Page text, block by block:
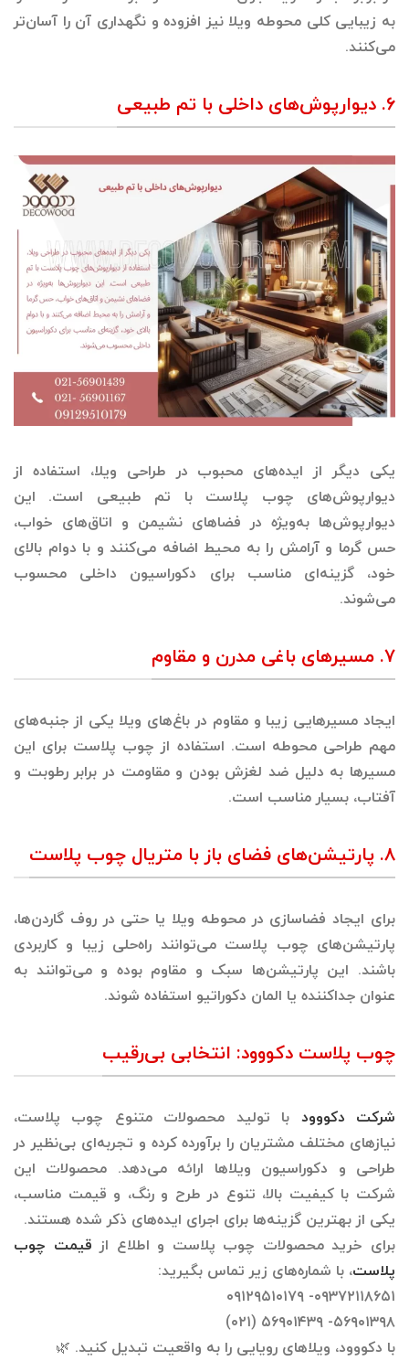
به زیبایی کلی محوطه ویلا نیز افزوده و نگهداری آن را آسان‌تر
می‌کنند.
۶. دیوارپوش‌های داخلی با تم طبیعی
یکی دیگر از ایده‌های محبوب در طراحی ویلا، استفاده از
دیوارپوش‌های چوب پلاست با تم طبیعی است. این
دیوارپوش‌ها به‌ویژه در فضاهای نشیمن و اتاق‌های خواب،
حس گرما و آرامش را به محیط اضافه می‌کنند و با دوام بالای
خود، گزینه‌ای مناسب برای دکوراسیون داخلی محسوب
می‌شوند.
۷. مسیرهای باغی مدرن و مقاوم
ایجاد مسیرهایی زیبا و مقاوم در باغ‌های ویلا یکی از جنبه‌های
مهم طراحی محوطه است. استفاده از چوب پلاست برای این
مسیرها به دلیل ضد لغزش بودن و مقاومت در برابر رطوبت و
آفتاب، بسیار مناسب است.
۸. پارتیشن‌های فضای باز با متریال چوب پلاست
برای ایجاد فضاسازی در محوطه ویلا یا حتی در روف گاردن‌ها،
پارتیشن‌های چوب پلاست می‌توانند راه‌حلی زیبا و کاربردی
باشند. این پارتیشن‌ها سبک و مقاوم بوده و می‌توانند به
عنوان جداکننده یا المان دکوراتیو استفاده شوند.
چوب پلاست دکووود: انتخابی بی‌رقیب
شرکت دکووود با تولید محصولات متنوع چوب پلاست،
نیازهای مختلف مشتریان را برآورده کرده و تجربه‌ای بی‌نظیر در
طراحی و دکوراسیون ویلاها ارائه می‌دهد. محصولات این
شرکت با کیفیت بالا، تنوع در طرح و رنگ، و قیمت مناسب،
یکی از بهترین گزینه‌ها برای اجرای ایده‌های ذکر شده هستند.
برای خرید محصولات چوب پلاست و اطلاع از قیمت چوب
پلاست، با شماره‌های زیر تماس بگیرید:
۰۹۳۷۲۱۱۸۶۵۱- ۰۹۱۲۹۵۱۰۱۷۹
۵۶۹۰۱۳۹۸- ۵۶۹۰۱۴۳۹ (۰۲۱)
با دکووود، ویلاهای رویایی را به واقعیت تبدیل کنید. 🌿